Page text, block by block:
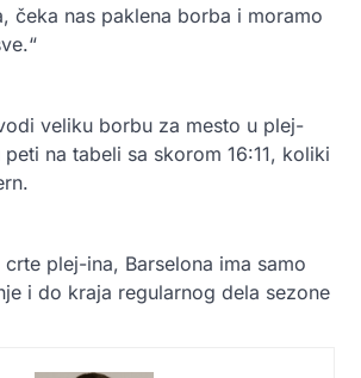
čeka nas paklena borba i moramo
veliku borbu za mesto u plej-
na tabeli sa skorom 16:11, koliki
plej-ina, Barselona ima samo
i do kraja regularnog dela sezone